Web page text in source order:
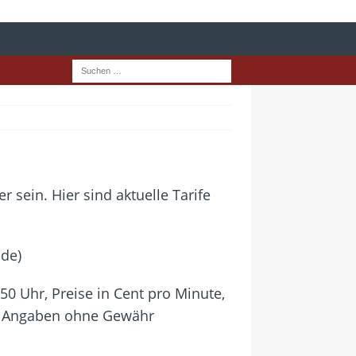
sein. Hier sind aktuelle Tarife
Uhr, Preise in Cent pro Minute,
ohne Gewähr